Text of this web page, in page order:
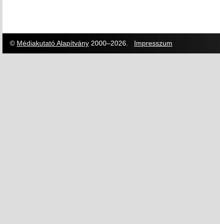
© Médiakutató Alapítvány 2000–2026. Impresszum